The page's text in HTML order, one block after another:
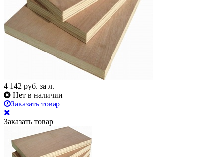
4 142 руб. за л.
Нет в наличии
Заказать товар
Заказать товар